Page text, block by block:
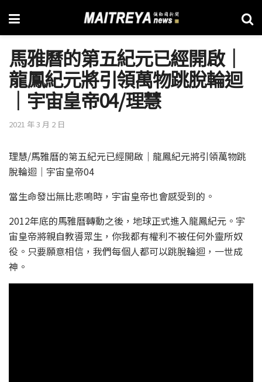
馬雅曆的第五紀元已經開啟｜
龍鳳紀元將引領萬物跳脫輪迴
｜宇宙皇帝04/理慧
2021 年 3 月 2 日
理慧/馬雅曆的第五紀元已經開啟｜龍鳳紀元將引領萬物跳
脫輪迴｜宇宙皇帝04
當生命發出無比悲鳴時，宇宙皇帝也會感受到的。
2012年底的馬雅曆轉動之後，地球正式進入龍鳳紀元。宇
宙皇帝將親自教噵眾生，你我都有權利不被任何外靈所奴
役。只要願意相信，我們每個人都可以跳脫輪迴，一世成
神。